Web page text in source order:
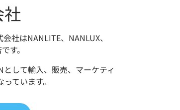
社はNANLITE、NANLUX、
す。
として輸入、販売、マーケティ
ています。